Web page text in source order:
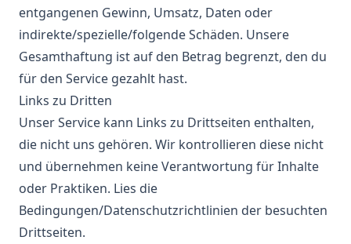
entgangenen Gewinn, Umsatz, Daten oder
indirekte/spezielle/folgende Schäden. Unsere
Gesamthaftung ist auf den Betrag begrenzt, den du
für den Service gezahlt hast.
Links zu Dritten
Unser Service kann Links zu Drittseiten enthalten,
die nicht uns gehören. Wir kontrollieren diese nicht
und übernehmen keine Verantwortung für Inhalte
oder Praktiken. Lies die
Bedingungen/Datenschutzrichtlinien der besuchten
Drittseiten.